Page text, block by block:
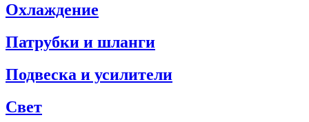
Охлаждение
Патрубки и шланги
Подвеска и усилители
Свет